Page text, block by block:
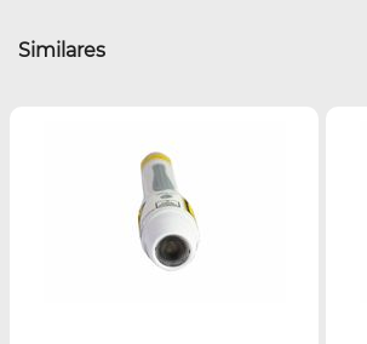
Similares